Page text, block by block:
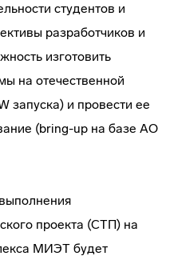
студентов и
разработчиков и
изготовить
на отечественной
запуска) и провести ее
(bring-up на базе АО
проекта (СТП) на
МИЭТ будет